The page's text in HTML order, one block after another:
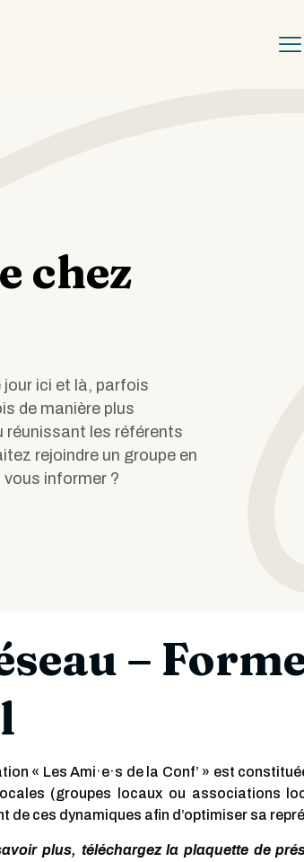
chez
ici et là, parfois
de manière plus
réunissant les référents
rejoindre un groupe en
informer ?
–
« Les Ami·e·s de la Conf’ » est
(groupes locaux ou associations
de ces dynamiques afin d’optimiser sa
plus, téléchargez la plaquette de